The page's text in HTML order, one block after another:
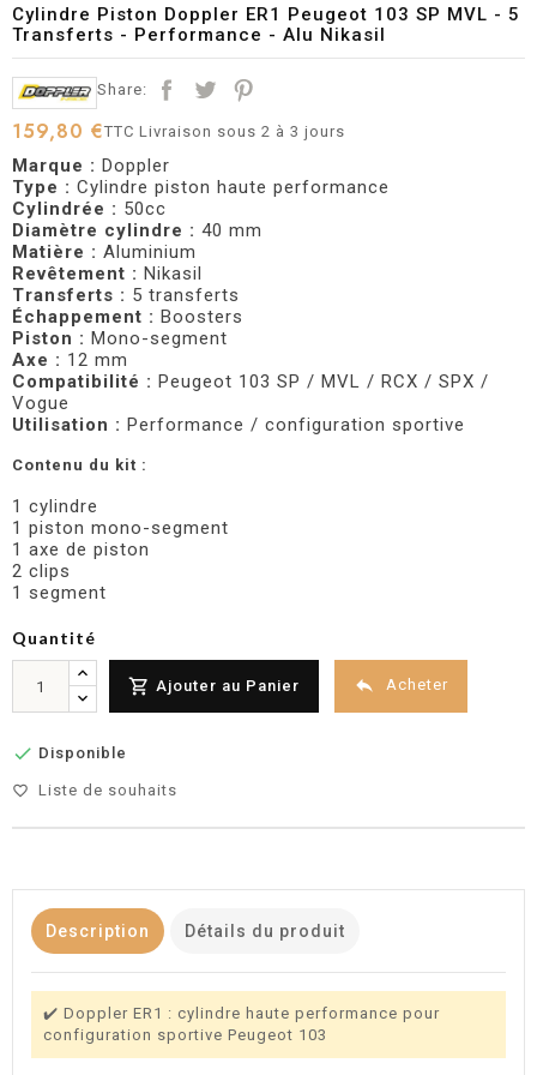
Cylindre Piston Doppler ER1 Peugeot 103 SP MVL - 5
Transferts - Performance - Alu Nikasil
Share:
159,80 €TTC Livraison sous 2 à 3 jours
Marque : Doppler
Type : Cylindre piston haute performance
Cylindrée : 50cc
Diamètre cylindre : 40 mm
Matière : Aluminium
Revêtement : Nikasil
Transferts : 5 transferts
Échappement : Boosters
Piston : Mono-segment
Axe : 12 mm
Compatibilité : Peugeot 103 SP / MVL / RCX / SPX /
Vogue
Utilisation : Performance / configuration sportive
Contenu du kit :
1 cylindre
1 piston mono-segment
1 axe de piston
2 clips
1 segment
Quantité
 Ajouter au Panier  Acheter
 Disponible
favorite_border Liste de souhaits
Description Détails du produit
✔️ Doppler ER1 : cylindre haute performance pour
configuration sportive Peugeot 103